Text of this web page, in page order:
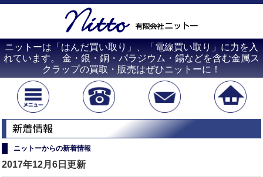
ニットーは「はんだ買い取り」、「電線買い取り」に力を入
れています。 金・銀・銅・パラジウム・錫などを含む金属ス
クラップの買取・販売はぜひニットーに！
ニットーからの新着情報
2017年12月6日更新